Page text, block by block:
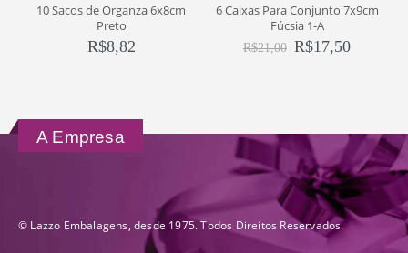
10 Sacos de Organza 6x8cm
Preto
R$8,82
6 Caixas Para Conjunto 7x9cm
Fúcsia 1-A
R$21,00 R$17,50
A Empresa
© Lazzo Embalagens, desde 1975. Todos Direitos Reservados.